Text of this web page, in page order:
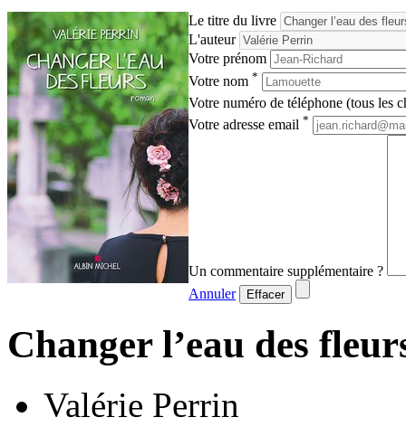
Le titre du livre
L'auteur
Votre prénom
Votre nom *
Votre numéro de téléphone (tous les
Votre adresse email *
Un commentaire supplémentaire ?
Annuler
Effacer
Changer l’eau des
Valérie Perrin